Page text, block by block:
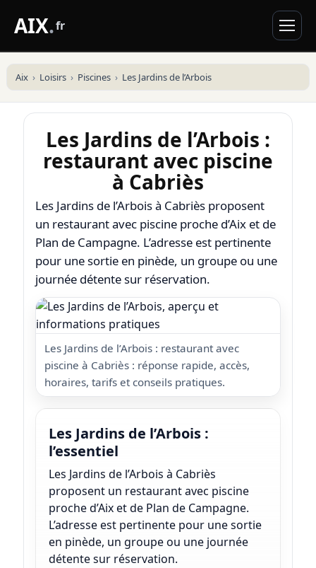
AIX.fr
Aix Loisirs Piscines Les Jardins de l’Arbois
Les Jardins de l’Arbois :
restaurant avec piscine
à Cabriès
Les Jardins de l’Arbois à Cabriès proposent
un restaurant avec piscine proche d’Aix et de
Plan de Campagne. L’adresse est pertinente
pour une sortie en pinède, un groupe ou une
journée détente sur réservation.
Les Jardins de l’Arbois : restaurant avec
piscine à Cabriès : réponse rapide, accès,
horaires, tarifs et conseils pratiques.
Les Jardins de l’Arbois :
l’essentiel
Les Jardins de l’Arbois à Cabriès
proposent un restaurant avec piscine
proche d’Aix et de Plan de Campagne.
L’adresse est pertinente pour une sortie
en pinède, un groupe ou une journée
détente sur réservation.